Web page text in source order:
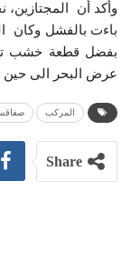
باءت بالفشل وكان
عرض البحر الى حين
المركب
Share